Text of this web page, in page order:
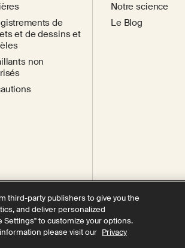
de
et de dessins et
non
Notre science
Le Blog
Vos choix en matière de confidentialité
Conditions d'utilisation
Accessibilité
third-party publishers to give you the
and deliver personalized
to customize your options.
please visit our Privacy